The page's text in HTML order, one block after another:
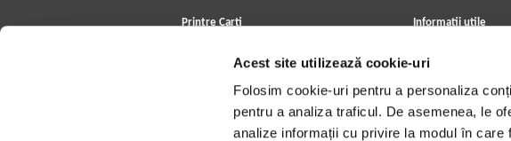
Acest site utilizează cookie-uri
Folosim cookie-uri pentru a personaliza
pentru a analiza traficul. De asemenea, le
analize informații cu privire la modul în
Printre Carti
Cele mai căutate cărți
Blog Printre Carti
Informatii utile
Achizitii viniluri, casete,
Cum cumpar?
Politica de livrare
Retur comenzi
Angajari - Cariere